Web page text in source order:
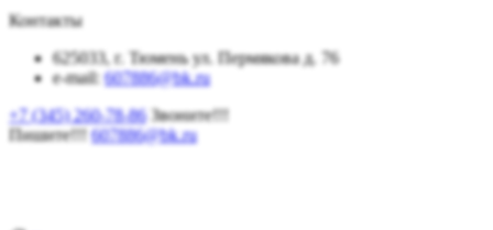
Контакты
625033, г. Тюмень ул. Пермякова д. 76
e-mail:607886@bk.ru
+7 (345) 260-78-86Звоните!!!
Пишите!!!607886@bk.ru